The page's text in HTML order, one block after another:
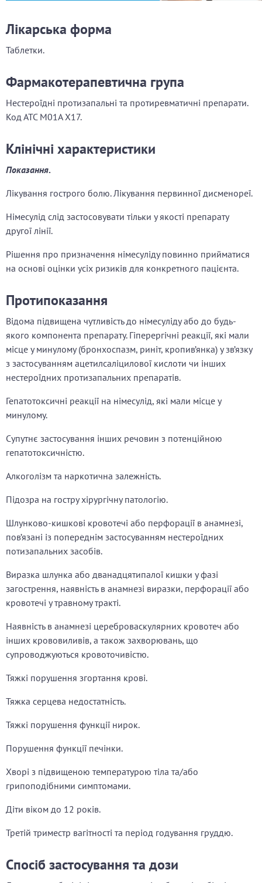
Лікарська форма
Таблетки.
Фармакотерапевтична група
Нестероїдні протизапальні та протиревматичні препарати.
Код АТС М01А Х17.
Клінічні характеристики
Показання.
Лікування гострого болю. Лікування первинної дисменореї.
Німесулід слід застосовувати тільки у якості препарату
другої лінії.
Рішення про призначення німесуліду повинно прийматися
на основі оцінки усіх ризиків для конкретного пацієнта.
Протипоказання
Відома підвищена чутливість до німесуліду або до будь-
якого компонента препарату. Гіперергічні реакції, які мали
місце у минулому (бронхоспазм, риніт, кропив’янка) у зв’язку
з застосуванням ацетилсаліцилової кислоти чи інших
нестероїдних протизапальних препаратів.
Гепатотоксичні реакції на німесулід, які мали місце у
минулому.
Супутнє застосування інших речовин з потенційною
гепатотоксичністю.
Алкоголізм та наркотична залежність.
Підозра на гостру хірургічну патологію.
Шлунково-кишкові кровотечі або перфорації в анамнезі,
пов’язані із попереднім застосуванням нестероїдних
потизапальних засобів.
Виразка шлунка або дванадцятипалої кишки у фазі
загострення, наявність в анамнезі виразки, перфорації або
кровотечі у травному тракті.
Наявність в анамнезі цереброваскулярних кровотеч або
інших крововиливів, а також захворювань, що
супроводжуються кровоточивістю.
Тяжкі порушення згортання крові.
Тяжка серцева недостатність.
Тяжкі порушення функції нирок.
Порушення функції печінки.
Хворі з підвищеною температурою тіла та/або
грипоподібними симптомами.
Діти віком до 12 років.
Третій триместр вагітності та період годування груддю.
Спосіб застосування та дози